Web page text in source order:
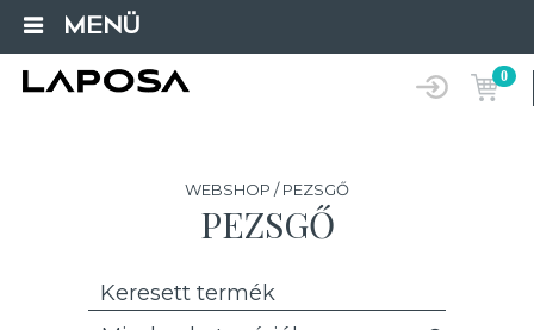
MENÜ
0
WEBSHOP / PEZSGŐ
PEZSGŐ